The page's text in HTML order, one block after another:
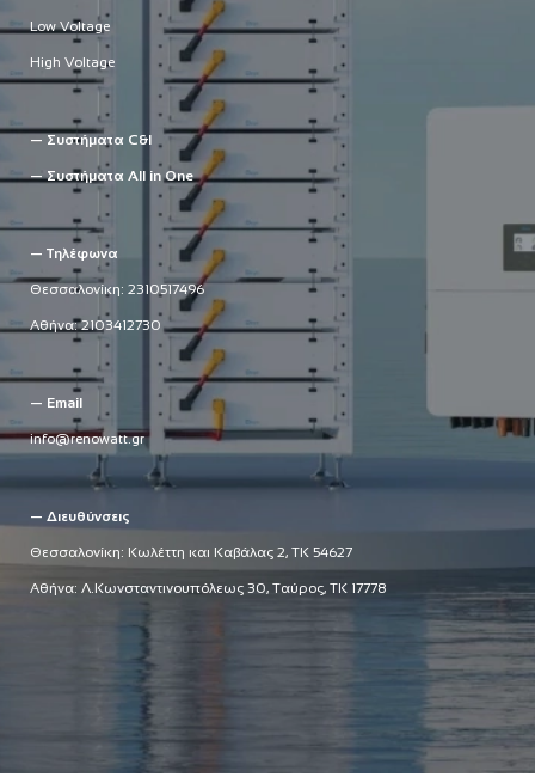
Low Voltage
High Voltage
— Συστήματα C&I
— Συστήματα All in One
— Τηλέφωνα
Θεσσαλονίκη: 2310517496
Αθήνα:2103412730
— Email
info@renowatt.gr
— Διευθύνσεις
Θεσσαλονίκη: Κωλέττη και Καβάλας 2, ΤΚ 54627
Αθήνα: Λ.Κωνσταντινουπόλεως 30, Ταύρος, ΤΚ 17778